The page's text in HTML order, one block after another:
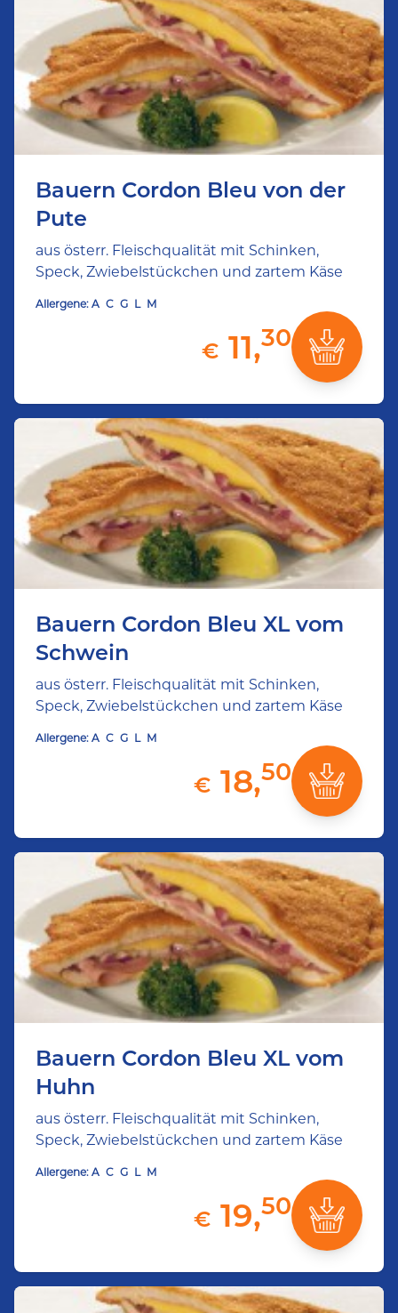
Bauern Cordon Bleu von der
Pute
aus österr. Fleischqualität mit Schinken,
Speck, Zwiebelstückchen und zartem Käse
Allergene: A C G L M
€ 11,30
Bauern Cordon Bleu XL vom
Schwein
aus österr. Fleischqualität mit Schinken,
Speck, Zwiebelstückchen und zartem Käse
Allergene: A C G L M
€ 18,50
Bauern Cordon Bleu XL vom
Huhn
aus österr. Fleischqualität mit Schinken,
Speck, Zwiebelstückchen und zartem Käse
Allergene: A C G L M
€ 19,50